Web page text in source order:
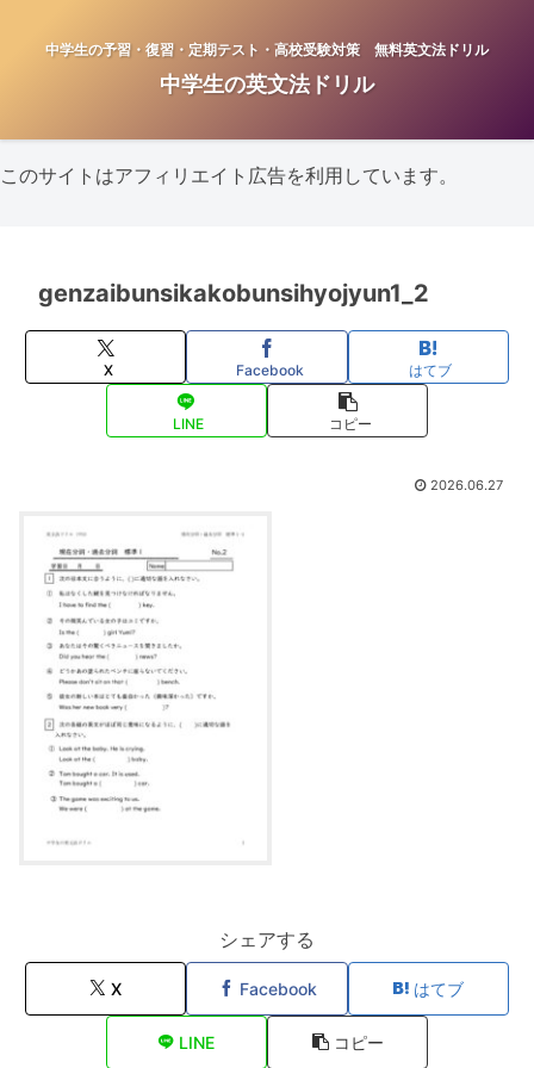
中学生の予習・復習・定期テスト・高校受験対策 無料英文法ドリル
中学生の英文法ドリル
このサイトはアフィリエイト広告を利用しています。
genzaibunsikakobunsihyojyun1_2
X Facebook はてブ
LINE コピー
2026.06.27
シェアする
X Facebook はてブ
LINE コピー